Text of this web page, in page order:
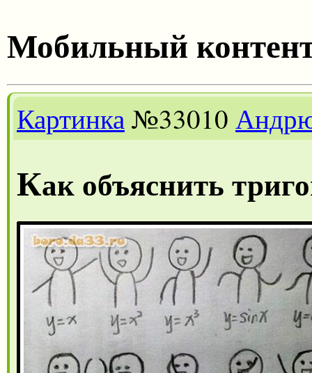
Мобильный
Картинка№33010
Как объяснить